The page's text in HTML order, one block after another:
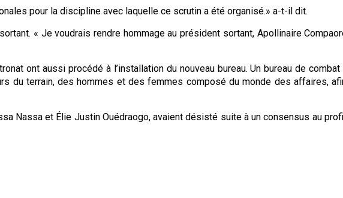
pour la discipline avec laquelle ce scrutin a été organisé.» a-t-il dit.
« Je voudrais rendre hommage au président sortant, Apollinaire
ont aussi procédé à l’installation du nouveau bureau. Un bureau de
du terrain, des hommes et des femmes composé du monde des affaires,
Nassa et Élie Justin Ouédraogo, avaient désisté suite à un consensus au